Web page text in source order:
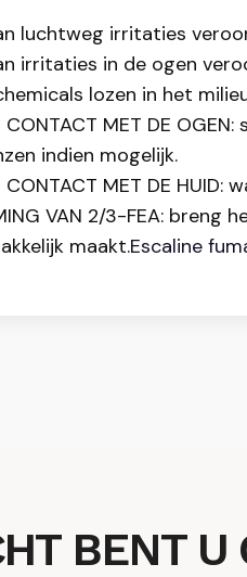
luchtweg irritaties
irritaties in de ogen
lozen in het
CONTACT MET DE
indien mogelijk.
CONTACT MET DE
VAN 2/3-FEA:
maakt.Escaline
BENT